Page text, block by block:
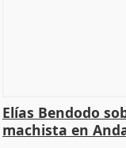
Elías Bendodo
machista en